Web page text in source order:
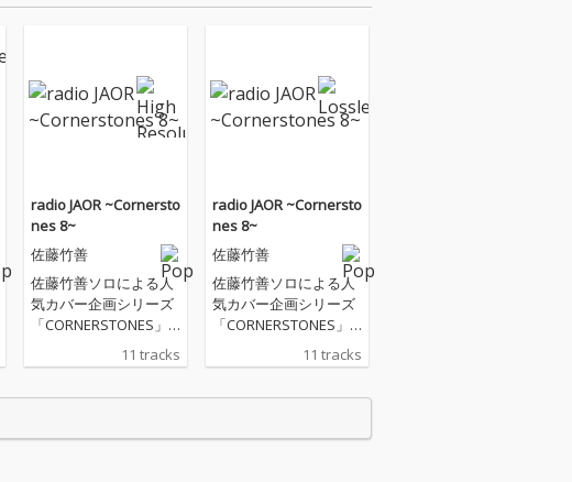
radio JAOR ~Cornersto
nes 8~
佐藤竹善
佐藤竹善ソロによる人
気カバー企画シリーズ
「CORNERSTONES」
界的にも注目が集まる
11 tracks
radio JAOR ~Cornersto
nes 8~
佐藤竹善
佐藤竹善ソロによる人
気カバー企画シリーズ
「CORNERSTONES」
界的にも注目が集まる
11 tracks